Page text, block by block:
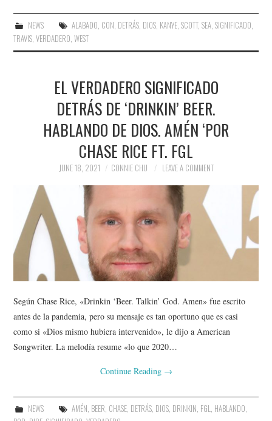
NEWS ALABADO, CON, DETRÁS, DIOS, KANYE, SCOTT, SEA, SIGNIFICADO,
TRAVIS,VERDADERO,WEST
EL VERDADERO SIGNIFICADO
DETRÁS DE ‘DRINKIN’ BEER.
HABLANDO DE DIOS. AMÉN ‘POR
CHASE RICE FT. FGL
JUNE 18, 2021 CONNIE CHU LEAVE A COMMENT
Según Chase Rice, «Drinkin ‘Beer. Talkin’ God. Amen» fue escrito
antes de la pandemia, pero su mensaje es tan oportuno que es casi
como si «Dios mismo hubiera intervenido», le dijo a American
Songwriter. La melodía resume «lo que 2020…
Continue Reading →
NEWS AMÉN, BEER, CHASE, DETRÁS, DIOS, DRINKIN, FGL, HABLANDO,